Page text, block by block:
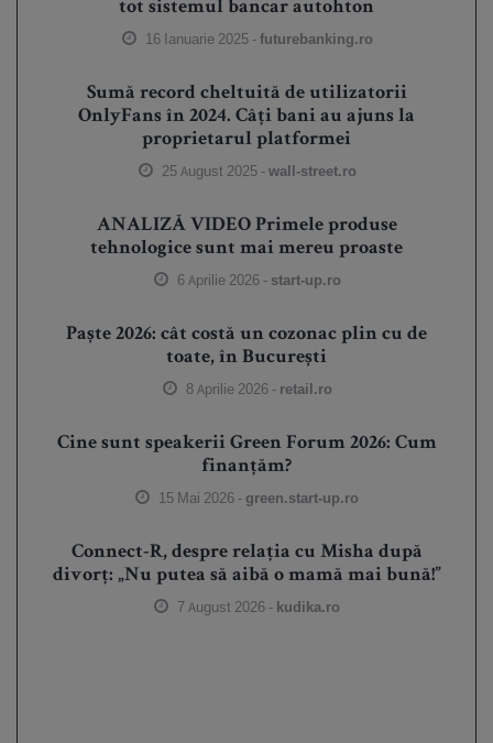
tot sistemul bancar autohton
16 Ianuarie 2025 -futurebanking.ro
Sumă record cheltuită de utilizatorii
OnlyFans în 2024. Câți bani au ajuns la
proprietarul platformei
25 August 2025 -wall-street.ro
ANALIZĂ VIDEO Primele produse
tehnologice sunt mai mereu proaste
6 Aprilie 2026 - start-up.ro
Paște 2026: cât costă un cozonac plin cu de
toate, în București
8 Aprilie 2026 - retail.ro
Cine sunt speakerii Green Forum 2026: Cum
finanțăm?
15 Mai 2026 - green.start-up.ro
Connect-R, despre relația cu Misha după
divorț: „Nu putea să aibă o mamă mai bună!”
7 August 2026 - kudika.ro